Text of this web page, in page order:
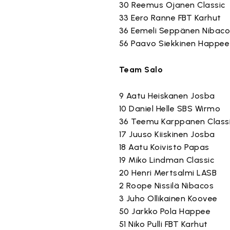
30 Reemus Ojanen Classic
33 Eero Ranne FBT Karhut
36 Eemeli Seppänen
56 Paavo Siekkinen Happee
Team Salo
9 Aatu Heiskanen Josba
10 Daniel Helle SBS Wirmo
36 Teemu Karppanen
17 Juuso Kiiskinen Josba
18 Aatu Koivisto Papas
19 Miko Lindman Classic
20 Henri Mertsalmi LASB
2 Roope Nissilä Nibacos
3 Juho Ollikainen Koovee
50 Jarkko Pola Happee
51 Niko Pulli FBT Karhut